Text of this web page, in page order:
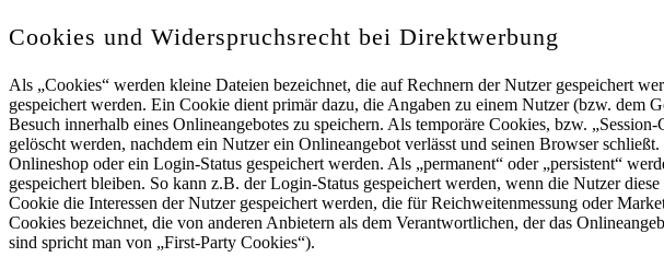
Cookies und Widerspruchsrecht bei Direktwerbung
Als „Cookies“ werden kleine Dateien bezeichnet, die auf Rechnern der Nutzer gespeichert
gespeichert werden. Ein Cookie dient primär dazu, die Angaben zu einem Nutzer (bzw. dem
Besuch innerhalb eines Onlineangebotes zu speichern. Als temporäre Cookies, bzw.
gelöscht werden, nachdem ein Nutzer ein Onlineangebot verlässt und seinen Browser
Onlineshop oder ein Login-Status gespeichert werden. Als „permanent“ oder „persistent“
gespeichert bleiben. So kann z.B. der Login-Status gespeichert werden, wenn die Nutzer
Cookie die Interessen der Nutzer gespeichert werden, die für Reichweitenmessung oder
Cookies bezeichnet, die von anderen Anbietern als dem Verantwortlichen, der das
sind spricht man von „First-Party Cookies“).